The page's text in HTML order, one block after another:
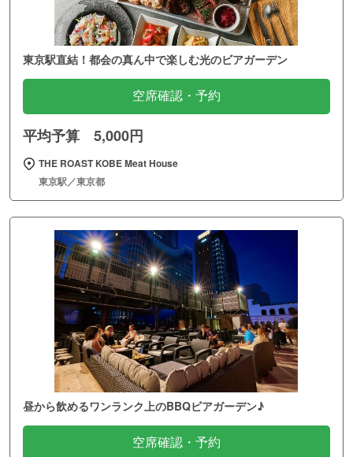
東京駅直結！都会の真ん中で楽しむ光のビアガーデン
空席確認・予約
平均予算 5,000円
THE ROAST KOBE Meat House
東京駅／東京都
昼から飲めるワンランク上のBBQビアガーデン♪
空席確認・予約